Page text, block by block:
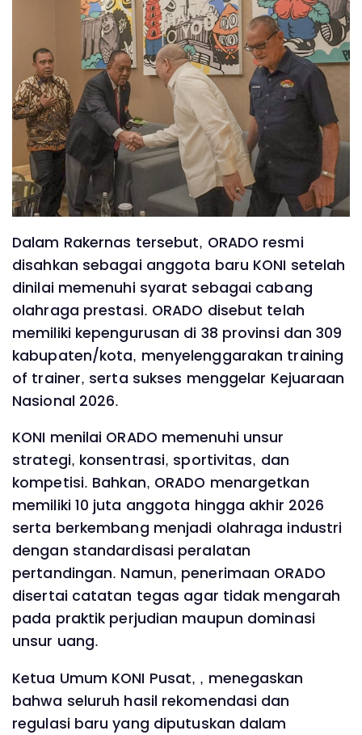
Dalam Rakernas tersebut, ORADO resmi
disahkan sebagai anggota baru KONI setelah
dinilai memenuhi syarat sebagai cabang
olahraga prestasi. ORADO disebut telah
memiliki kepengurusan di 38 provinsi dan 309
kabupaten/kota, menyelenggarakan training
of trainer, serta sukses menggelar Kejuaraan
Nasional 2026.
KONI menilai ORADO memenuhi unsur
strategi, konsentrasi, sportivitas, dan
kompetisi. Bahkan, ORADO menargetkan
memiliki 10 juta anggota hingga akhir 2026
serta berkembang menjadi olahraga industri
dengan standardisasi peralatan
pertandingan. Namun, penerimaan ORADO
disertai catatan tegas agar tidak mengarah
pada praktik perjudian maupun dominasi
unsur uang.
Ketua Umum KONI Pusat, , menegaskan
bahwa seluruh hasil rekomendasi dan
regulasi baru yang diputuskan dalam